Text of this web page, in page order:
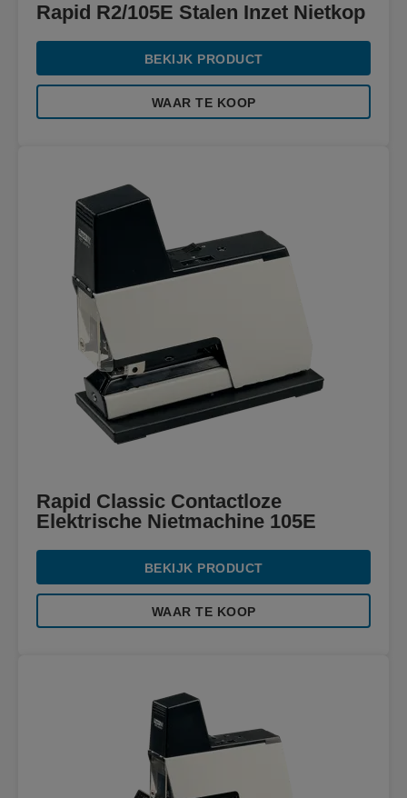
Rapid R2/105E Stalen Inzet Nietkop
BEKIJK PRODUCT
WAAR TE KOOP
Rapid Classic Contactloze
Elektrische Nietmachine 105E
BEKIJK PRODUCT
WAAR TE KOOP